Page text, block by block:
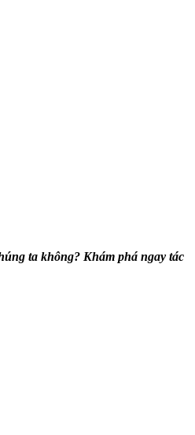
ta không? Khám phá ngay tác